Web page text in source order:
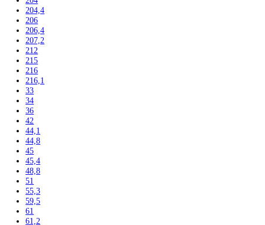
184
184,1
184,4
185
185,2
186
186,1
186,4
188
188,4
190
191,1
192
193
193,5
195
195,7
199
200